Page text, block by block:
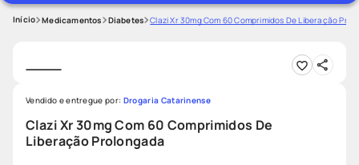
2º
medley
4º
protetor solar facial
5º
shampoo
6º
tadalafila
7º
mounjaro
Medicamentos Diabetes Clazi Xr 30mg Com 60 Comprimidos De Liberação
Clazi Xr 30mg Com 60 Comprimidos De
Liberação Prolongada
Vendido e entregue por: Drogaria Catarinense